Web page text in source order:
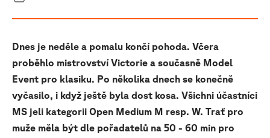
Dnes je neděle a pomalu končí pohoda. Včera
proběhlo mistrovství Victorie a současně Model
Event pro klasiku. Po několika dnech se konečně
vyčasilo, i když ještě byla dost kosa. Všichni účastníci
MS jeli kategorii Open Medium M resp. W. Trať pro
muže měla být dle pořadatelů na 50 - 60 min pro